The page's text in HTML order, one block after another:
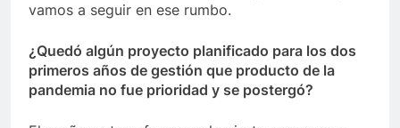
vamos a seguir en ese rumbo.
¿Quedó algún proyecto planificado para los dos
primeros años de gestión que producto de la
pandemia no fue prioridad y se postergó?